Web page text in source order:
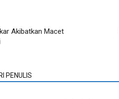
Akibatkan Macet
PENULIS